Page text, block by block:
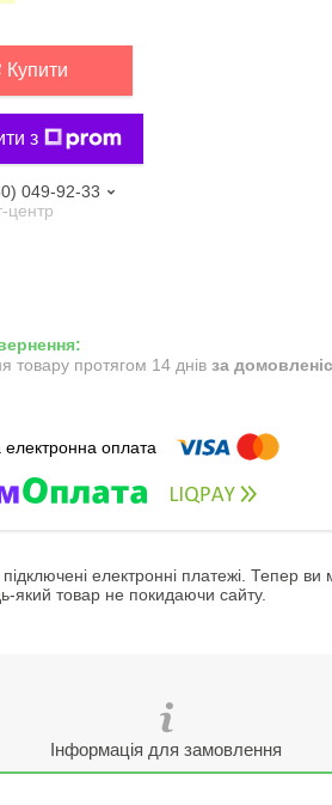
Купити
з
049-92-33
центр
товару протягом 14 днів за
підключені електронні платежі. Тепер ви
який товар не покидаючи сайту.
Інформація для замовлення